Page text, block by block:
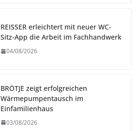
REISSER erleichtert mit neuer WC-
Sitz-App die Arbeit im Fachhandwerk
04/08/2026
BRÖTJE zeigt erfolgreichen
Wärmepumpentausch im
Einfamilienhaus
03/08/2026